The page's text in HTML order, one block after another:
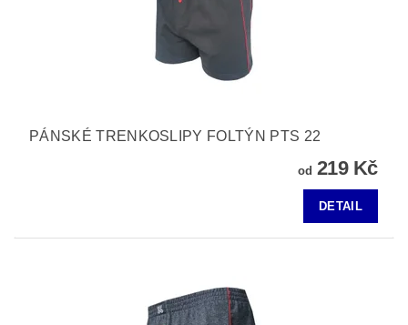
PÁNSKÉ TRENKOSLIPY FOLTÝN PTS 22
od 219 Kč
DETAIL